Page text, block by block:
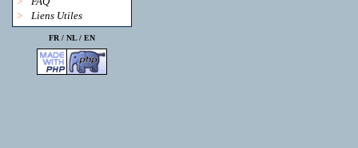
>
Liens Utiles
FR / NL/ EN